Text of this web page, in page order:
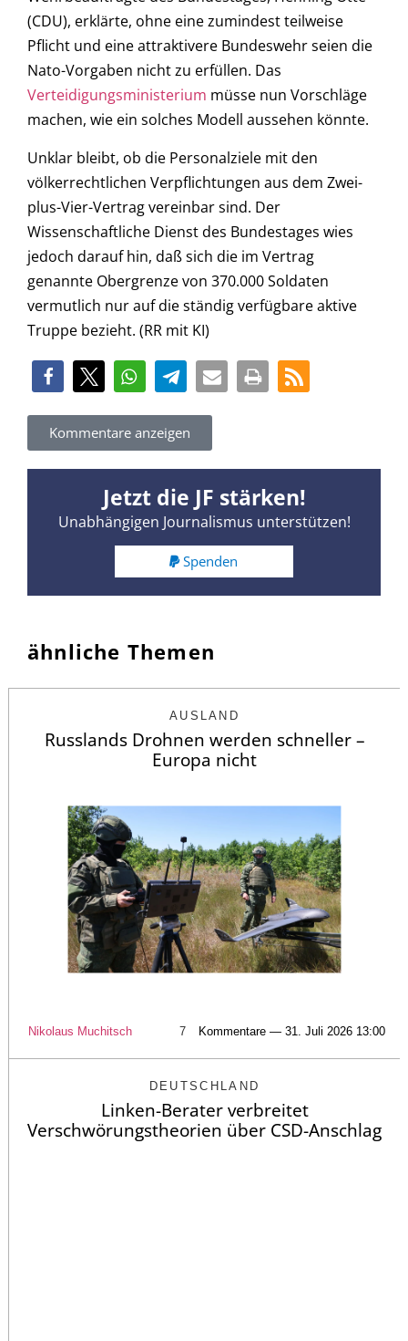
(CDU), erklärte, ohne eine zumindest teilweise
Pflicht und eine attraktivere Bundeswehr seien die
Nato-Vorgaben nicht zu erfüllen. Das
Verteidigungsministerium müsse nun Vorschläge
machen, wie ein solches Modell aussehen könnte.
Unklar bleibt, ob die Personalziele mit den
völkerrechtlichen Verpflichtungen aus dem Zwei-
plus-Vier-Vertrag vereinbar sind. Der
Wissenschaftliche Dienst des Bundestages wies
jedoch darauf hin, daß sich die im Vertrag
genannte Obergrenze von 370.000 Soldaten
vermutlich nur auf die ständig verfügbare aktive
Truppe bezieht. (RR mit KI)
Kommentare anzeigen
Jetzt die JF stärken!
Unabhängigen Journalismus unterstützen!
Spenden
ähnliche Themen
AUSLAND
Russlands Drohnen werden schneller –
Europa nicht
Nikolaus Muchitsch 7 Kommentare — 31. Juli 2026 13:00
DEUTSCHLAND
Linken-Berater verbreitet
Verschwörungstheorien über CSD-Anschlag